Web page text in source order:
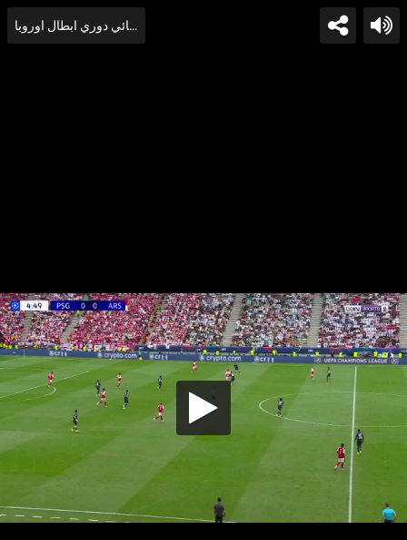
اهداف وركلات ترجيح مباراة ارسنال وباريس سان جيرمان في نهائي دوري ابطال اوروبا